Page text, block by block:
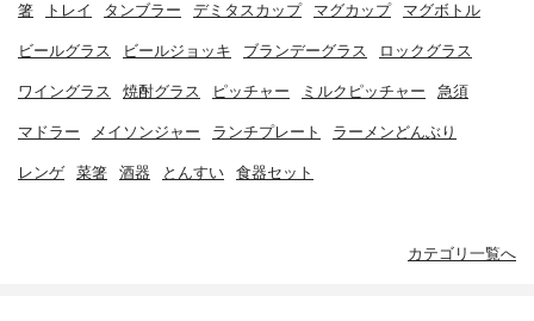
箸 トレイ タンブラー デミタスカップ マグカップ マグボトル
ビールグラス ビールジョッキ ブランデーグラス ロックグラス
ワイングラス 焼酎グラス ピッチャー ミルクピッチャー 急須
マドラー メイソンジャー ランチプレート ラーメンどんぶり
レンゲ 菜箸 酒器 とんすい 食器セット
カテゴリ一覧へ